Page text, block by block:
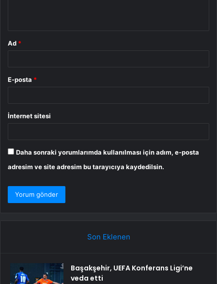
Ad *
E-posta *
İnternet sitesi
Daha sonraki yorumlarımda kullanılması için adım, e-posta
adresim ve site adresim bu tarayıcıya kaydedilsin.
Son Eklenen
Başakşehir, UEFA Konferans Ligi’ne
veda etti